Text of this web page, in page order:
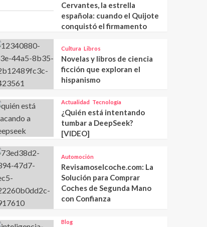
Cervantes, la estrella
española: cuando el Quijote
conquistó el firmamento
Cultura Libros
Novelas y libros de ciencia
ficción que exploran el
hispanismo
Actualidad Tecnología
¿Quién está intentando
tumbar a DeepSeek?
[VIDEO]
Automoción
Revisamoselcoche.com: La
Solución para Comprar
Coches de Segunda Mano
con Confianza
Blog